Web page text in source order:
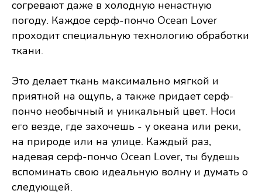
согревают даже в холодную ненастную
погоду. Каждое серф-пончо Ocean Lover
проходит специальную технологию обработки
ткани.
Это делает ткань максимально мягкой и
приятной на ощупь, а также придает серф-
пончо необычный и уникальный цвет. Носи
его везде, где захочешь - у океана или реки,
на природе или на улице. Каждый раз,
надевая серф-пончо Ocean Lover, ты будешь
вспоминать свою идеальную волну и думать о
следующей.